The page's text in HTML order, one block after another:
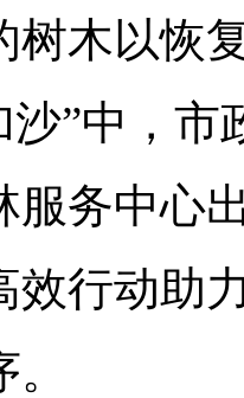
树木以恢
沙”中，
服务中心
效行动助